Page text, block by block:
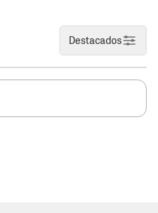
Destacados